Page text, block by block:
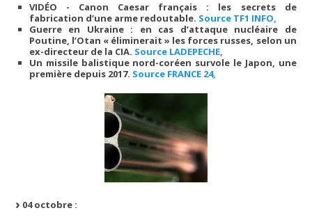
VIDÉO - Canon Caesar français : les secrets de
fabrication d’une arme redoutable. Source TF1 INFO,
Guerre en Ukraine : en cas d’attaque nucléaire de
Poutine, l’Otan « éliminerait » les forces russes, selon un
ex-directeur de la CIA. Source LADEPECHE,
Un missile balistique nord-coréen survole le Japon, une
première depuis 2017. Source FRANCE 24,
04 octobre :